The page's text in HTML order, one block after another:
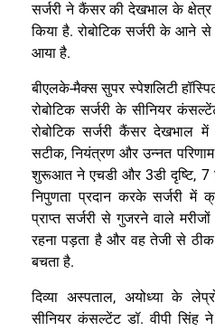
सर्जरी ने कैंसर की देखभाल के क्षेत्र
किया है.रोबोटिक सर्जरी के आने से
आया है.
बीएलके-मैक्स सुपर स्पेशलिटी
रोबोटिक सर्जरी के सीनियर
रोबोटिक सर्जरी कैंसर देखभाल में
सटीक,नियंत्रण और उन्नत परिणाम
शुरूआत ने एचडी और3डी दृष्टि, 7
निपुणता प्रदान करके सर्जरी में
प्राप्त सर्जरी से गुजरने वाले मरीजों
रहना पड़ता है और वह तेजी से ठीक
बचता है.
दिव्या अस्पताल, अयोध्या के
सीनियर कंसल्टेंट डॉ.वीपी सिंह ने